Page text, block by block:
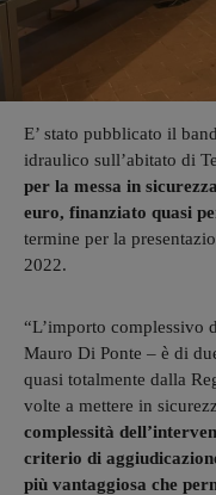
E’ stato pubblicato il
idraulico sull’abitato di
per la messa in
euro, finanziato quasi
termine per la
2022.
“L’importo complessivo
Mauro Di Ponte – è di
quasi totalmente dalla
volte a mettere in
complessità
criterio di
più vantaggiosa che